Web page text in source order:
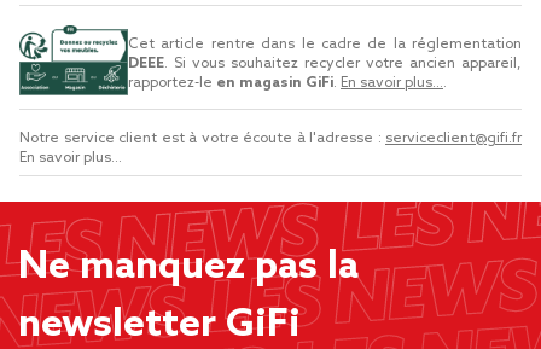
Cet article rentre dans le cadre de la réglementation
DEEE. Si vous souhaitez recycler votre ancien appareil,
rapportez-le en magasin GiFi. En savoir plus....
Notre service client est à votre écoute à l'adresse : serviceclient@gifi.fr
En savoir plus...
Ne manquez pas la
newsletter GiFi